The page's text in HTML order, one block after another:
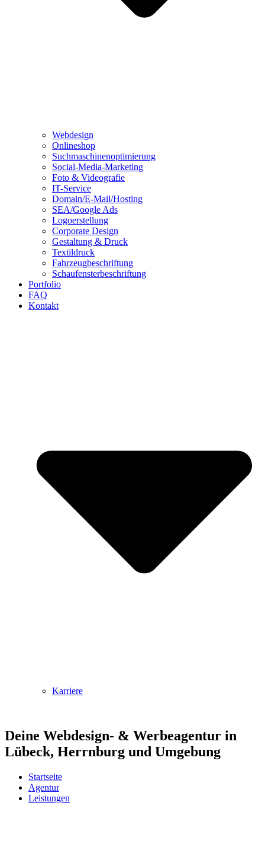
Webdesign
Onlineshop
Suchmaschinenoptimierung
Social-Media-Marketing
Foto & Videografie
IT-Service
Domain/E-Mail/Hosting
SEA/Google Ads
Logoerstellung
Corporate Design
Gestaltung & Druck
Textildruck
Fahrzeugbeschriftung
Schaufensterbeschriftung
Portfolio
FAQ
Kontakt
Karriere
Deine Webdesign- & Werbeagentur in
Lübeck, Herrnburg und Umgebung
Startseite
Agentur
Leistungen